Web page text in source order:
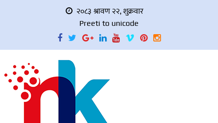
२०८३ श्रावण २२, शुक्रवार
Preeti to unicode